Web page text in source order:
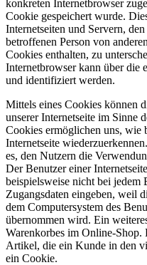
konkreten Internetbrowser
Cookie gespeichert wurde.
Internetseiten und Servern,
betroffenen Person von
Cookies enthalten, zu
Internetbrowser kann über die
und identifiziert werden.
Mittels eines Cookies können
unserer Internetseite im Sinne
Cookies ermöglichen uns, wie
Internetseite
es, den Nutzern die
Der Benutzer einer
beispielsweise nicht bei jedem
Zugangsdaten eingeben, weil
dem Computersystem des
übernommen wird. Ein
Warenkorbes im Online-
Artikel, die ein Kunde in den
ein Cookie.